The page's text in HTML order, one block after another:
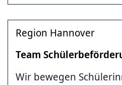
Region Hannover
Team
Wir bewegen